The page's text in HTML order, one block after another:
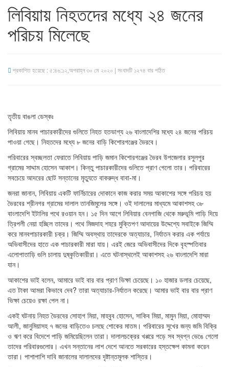
লিবিয়ায় নিহতদের মধ্যে ২৪ জনের
পরিচয় মিলেছে
প্রকাশিত হয়েছে : ৫:৪৬:১২,অপরাহ্ন ৩০ মে ২০২০ | সংবাদটি ১২৭৪ বার পঠিত
তৃতীয় বাঙলা ডেস্কঃ
লিবিয়ায় মানব পাচারকারীদের গুলিতে নিহত হতভাগ্য ২৬ বাংলাদেশির মধ্যে ২৪ জনের পরিচয়
পাওয়া গেছে। নিহতদের মধ্যে ৮ জনের বাড়ি কিশোরগঞ্জের ভৈরবে।
পরিবারের স্বচ্ছলতা ফেরাতে লিবিয়ায় পাড়ি জমান কিশোরগঞ্জের ভৈরব উপজেলার রসুলপুর
গ্রামের সাদ্দাম হোসেন আকাশ। কিন্তু পাচারকারীদের গুলিতে প্রাণ গেলো তার। পরিবারের
সবচেয়ে আদরের ছোট সন্তানের মৃত্যুতে বাকরুদ্ধ বাবা-মা।
জনরা জানান, লিবিয়ায় একটি ফার্নিচারের দোকানে কাজ করার সময় আকাশের সঙ্গে পরিচয় হয়
ভৈরবের শ্রীনগর গ্রামের দালাল তানজিমুলের সঙ্গে। ওই দালালের মাধ্যমে আকাশসহ ৩৮
বাংলাদেশি ইটালির পথে রওয়ান হন। ১৫ দিন আগে লিবিয়ার বেনগাজি থেকে মরুভূমি পাড়ি দিয়ে
ত্রিপলী নেয়া হচ্ছিল তাদের। পথে মিজদাহ শহরে মুক্তিপণ আদায়ের উদ্দেশ্যে সবাইকে জিম্মি
করে মানবপাচারকারী চক্র। জিম্মি অবস্থায় তাদেরকে অত্যাচার, নির্যাতন করার এক পর্যায়ে
অভিবাসীদের হাতে এক পাচারকারী মারা যায়। এরই জেরে অভিবাসীদের দিকে বৃহস্পতিবার
এলোপাতাড়ি গুলি চালায় দুষ্কৃতিকারীরা। এতে ঘটনাস্থলেই আকাশসহ ২৬ বাংলাদেশি মারা
যান।
আকাশের ভাই বলেন, আমারে ভাই বার বার প্রাণ ভিক্ষা চেয়েছে। ১০ হাজার ডলার চেয়েছে,
এত টাকা আমরা কিভাবে দেব? তারা অত্যাচার-নির্যাতন করেছে। আমার ভাই বার বার প্রাণ
ভিক্ষা চেয়েও রক্ষা পেল না।
একই ঘটনায় নিহত ভৈরবের সোহাগ মিয়া, মাহবুব হোসেন, সাকিব মিয়া, মামুন মিয়া, মোহাম্মদ
আলী, জানুমিয়াসহ ৭ জনের বাড়িতেও চলছে শোকের মাতম। পরিবারের সুখের জন্য জমি বিক্রি
ও ঋণ করে বিদেশে পাড়ি জমিয়েছিলেন তারা। দালালচক্রের খপ্পরে পড়ে সব স্বপ্ন ভেঙে গেলো
তাদের পরিবারগুলোর। এখন সন্তানের লাশ দেশে আনতে সরকারের হস্তক্ষেপ কামনা করেন
তারা। পাশাপাশি দাবি জানালের দালালদের দৃষ্টান্তমূলক শাস্তির।